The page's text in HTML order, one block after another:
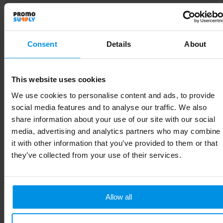
Consent Details About
This website uses cookies
We use cookies to personalise content and ads, to provide
social media features and to analyse our traffic. We also
share information about your use of our site with our social
media, advertising and analytics partners who may combine
it with other information that you’ve provided to them or that
they’ve collected from your use of their services.
Allow all
Diameter 9.5 cm
Maat # Geen maat
Materiaal
Kleur transparant
Soort Standaard uitvoering
Hoogte 19.6 cm